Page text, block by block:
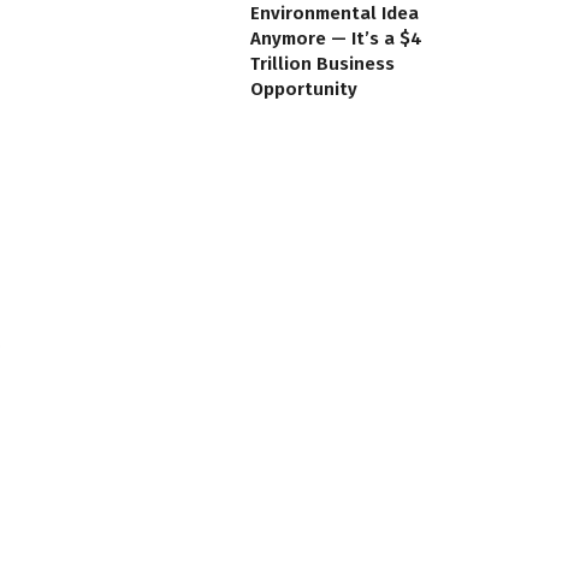
Environmental Idea
Anymore — It’s a $4
Trillion Business
Opportunity